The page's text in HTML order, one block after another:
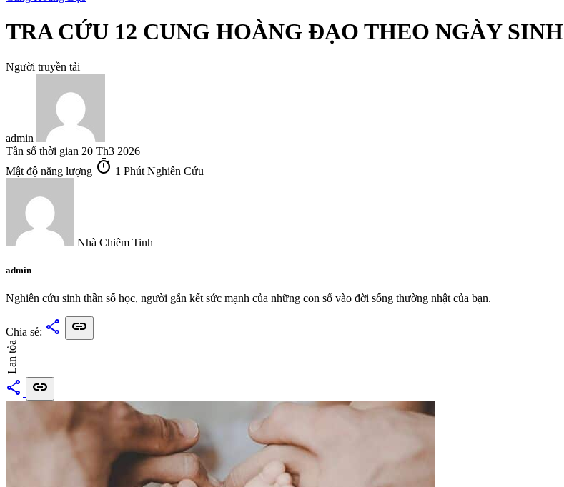
TRA CỨU 12 CUNG HOÀNG ĐẠO THEO NGÀY SINH
Người truyền tải
admin
Tần số thời gian 20 Th3 2026
Mật độ năng lượng timer 1 Phút Nghiên Cứu
Nhà Chiêm Tinh
admin
Nghiên cứu sinh thần số học, người gắn kết sức mạnh của những con số vào đời sống thường nhật của bạn.
Chia sẻ: share link
Lan tỏa
share link